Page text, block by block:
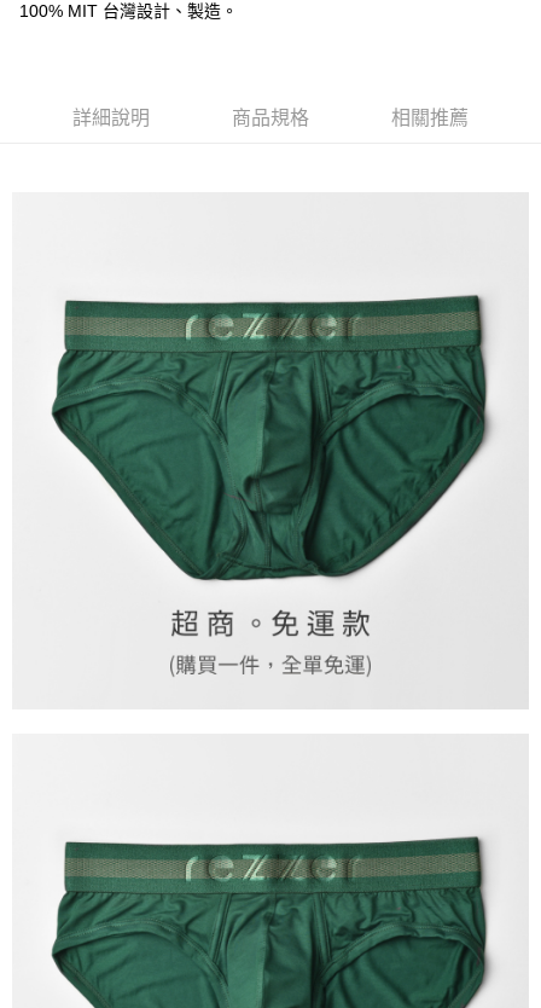
付款後 7-11 取貨【 7-11 比較慢 】 會慢最多"3~4天" 建議選
100% MIT 台灣設計、製造。
詳細說明 商品規格 相關推薦